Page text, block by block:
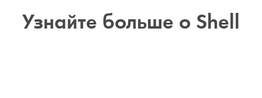
Узнайте больше о Shell